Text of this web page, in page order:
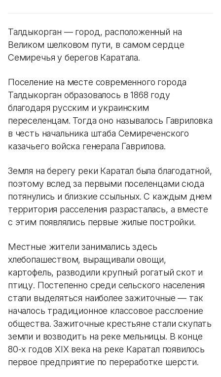
Талдыкорган — город, расположенный на
Великом шелковом пути, в самом сердце
Семиречья у берегов Каратала.
Поселение на месте современного города
Талдыкорган образовалось в 1868 году
благодаря русским и украинским
переселенцам. Тогда оно называлось Гавриловка
в честь начальника штаба Семиреченского
казачьего войска генерала Гаврилова.
Земля на берегу реки Каратал была благодатной,
поэтому вслед за первыми поселенцами сюда
потянулись и близкие ссыльных. С каждым днем
территория расселения разрасталась, а вместе
с этим появлялись первые жилые постройки.
Местные жители занимались здесь
хлебопашеством, выращивали овощи,
картофель, разводили крупный рогатый скот и
птицу. Постепенно среди сельского населения
стали выделяться наиболее зажиточные — так
началось традиционное классовое расслоение
общества. Зажиточные крестьяне стали скупать
земли и возводить на реке мельницы. В конце
80-х годов XIX века на реке Каратал появилось
первое предприятие по переработке шерсти.